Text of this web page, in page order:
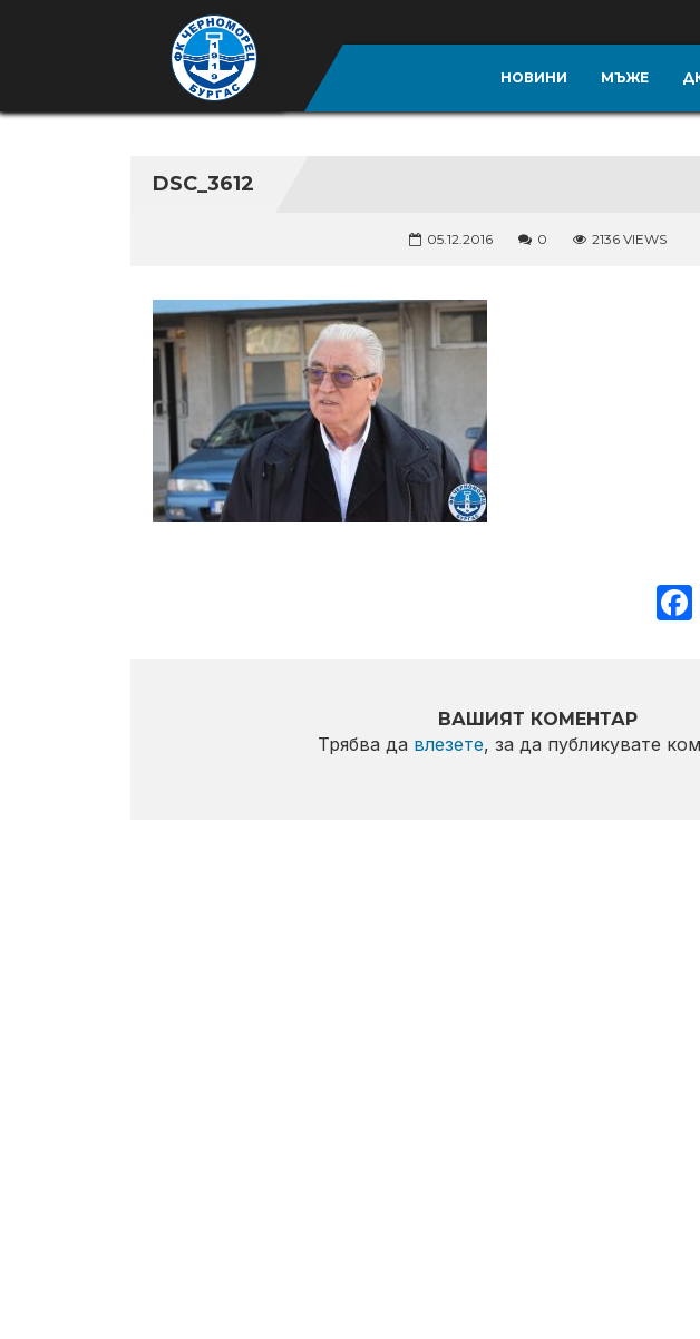
НОВИНИ МЪЖЕ
DSC_3612
05.12.2016 0 2136 VIEWS
ВАШИЯТ КОМЕНТАР
Трябва да влезете, за да публикувате